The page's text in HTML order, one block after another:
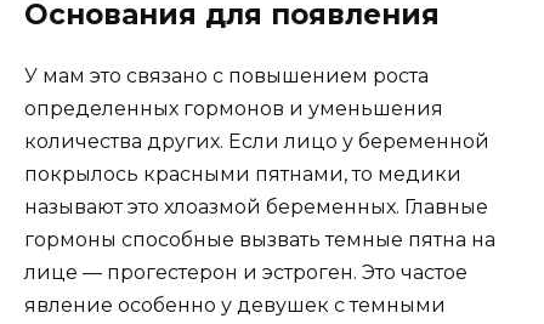
Основания для появления
У мам это связано с повышением роста
определенных гормонов и уменьшения
количества других. Если лицо у беременной
покрылось красными пятнами, то медики
называют это хлоазмой беременных. Главные
гормоны способные вызвать темные пятна на
лице — прогестерон и эстроген. Это частое
явление особенно у девушек с темными